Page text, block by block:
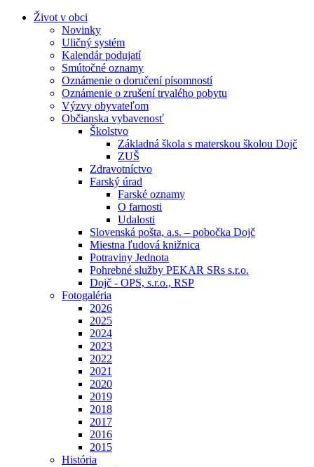
Život v obci
Novinky
Uličný systém
Kalendár podujatí
Smútočné oznamy
Oznámenie o doručení písomností
Oznámenie o zrušení trvalého pobytu
Výzvy obyvateľom
Občianska vybavenosť
Školstvo
Základná škola s materskou školou Dojč
ZUŠ
Zdravotníctvo
Farský úrad
Farské oznamy
O farnosti
Udalosti
Slovenská pošta, a.s. – pobočka Dojč
Miestna ľudová knižnica
Potraviny Jednota
Pohrebné služby PEKAR SRs s.r.o.
Dojč - OPS, s.r.o., RSP
Fotogaléria
2026
2025
2024
2023
2022
2021
2020
2019
2018
2017
2016
2015
História